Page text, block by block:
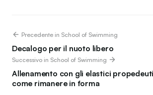
Precedente in School of Swimming
Decalogo per il nuoto libero
Successivo in School of Swimming
Allenamento con gli elastici
come rimanere in forma